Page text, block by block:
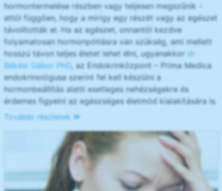
hormontermelése részben vagy teljesen megszűnik -
attól függően, hogy a mirigy egy részét vagy az egészet
távolították el. Ha az egészet, onnantól kezdve
folyamatosan hormonpótlásra van szükség, ami mellett
hosszú távon teljes életet lehet élni, ugyanakkor dr.
Békési Gábor PhD
, az Endokrinközpont – Prima Medica
endokrinológusa szerint fel kell készülni a
hormonbeállítás alatti esetleges nehézségekre és
érdemes figyelni az egészséges életmód kialakítására is.
További részletek